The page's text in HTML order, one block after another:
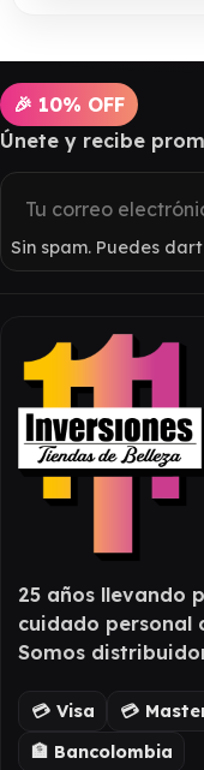
🎉 10% OFF
Únete y recibe
Sin spam. Puedes
25 años llevando
cuidado personal
Somos
💳 Visa 💳
🏦 Bancolombia